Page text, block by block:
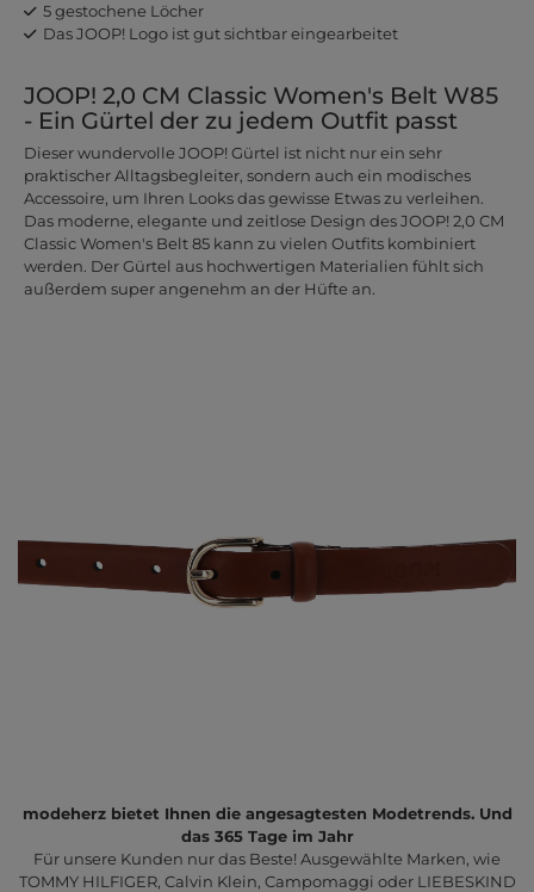
5 gestochene Löcher
Das JOOP! Logo ist gut sichtbar eingearbeitet
JOOP! 2,0 CM Classic Women's Belt W85
- Ein Gürtel der zu jedem Outfit passt
Dieser wundervolle JOOP! Gürtel ist nicht nur ein sehr
praktischer Alltagsbegleiter, sondern auch ein modisches
Accessoire, um Ihren Looks das gewisse Etwas zu verleihen.
Das moderne, elegante und zeitlose Design des JOOP! 2,0 CM
Classic Women's Belt 85 kann zu vielen Outfits kombiniert
werden. Der Gürtel aus hochwertigen Materialien fühlt sich
außerdem super angenehm an der Hüfte an.
modeherz bietet Ihnen die angesagtesten Modetrends. Und
das 365 Tage im Jahr
Für unsere Kunden nur das Beste! Ausgewählte Marken, wie
TOMMY HILFIGER, Calvin Klein, Campomaggi oder LIEBESKIND